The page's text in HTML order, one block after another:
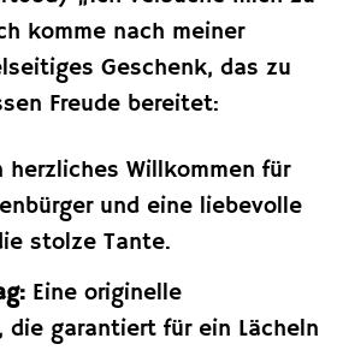
komme nach meiner
Geschenk, das zu
Freude bereitet:
herzliches Willkommen für
und eine liebevolle
stolze Tante.
Eine originelle
die garantiert für ein Lächeln